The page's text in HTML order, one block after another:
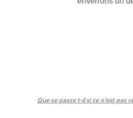
Que se passe t-il si ce n’est pas